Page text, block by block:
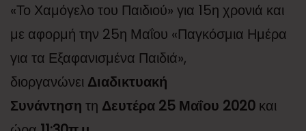
«Το Χαμόγελο του Παιδιού» για 15η χρονιά και
με αφορμή την 25η Μαΐου «Παγκόσμια Ημέρα
για τα Εξαφανισμένα Παιδιά»,
διοργανώνει Διαδικτυακή
Συνάντηση τη Δευτέρα 25 Μαΐου 2020 και